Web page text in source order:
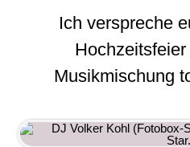
Ich verspreche
Musikmischung